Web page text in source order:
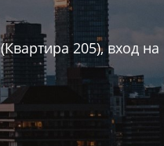
205), вход на